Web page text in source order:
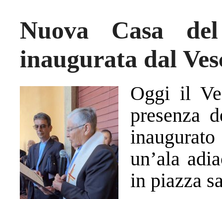
Nuova Casa
inaugurata dal
Oggi il
presenza
un’ala
in piazza